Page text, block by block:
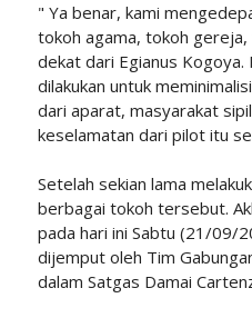
" Ya benar, kami
tokoh agama, tokoh
dekat dari Egianus
dilakukan untuk
dari aparat, masyarakat
keselamatan dari pilot itu
Setelah sekian lama
berbagai tokoh tersebut.
pada hari ini Sabtu (21/09/
dijemput oleh Tim
dalam Satgas Damai